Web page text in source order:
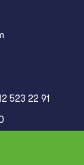
523 22 91